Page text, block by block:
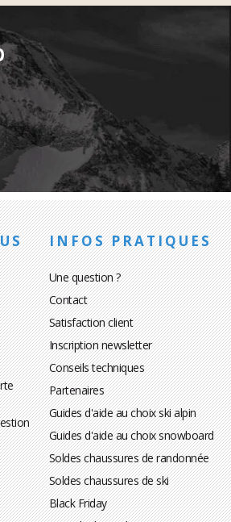
INFOS PRATIQUES
Une question ?
Contact
Satisfaction client
Inscription newsletter
Conseils techniques
Partenaires
Guides d'aide au choix ski alpin
Guides d'aide au choix snowboard
Soldes chaussures de randonnée
Soldes chaussures de ski
Black Friday